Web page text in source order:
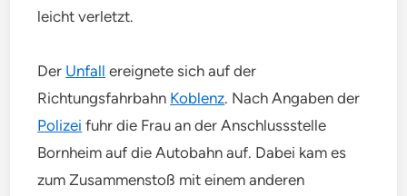
leicht verletzt.
Der Unfall ereignete sich auf der
Richtungsfahrbahn Koblenz. Nach Angaben der
Polizei fuhr die Frau an der Anschlussstelle
Bornheim auf die Autobahn auf. Dabei kam es
zum Zusammenstoß mit einem anderen